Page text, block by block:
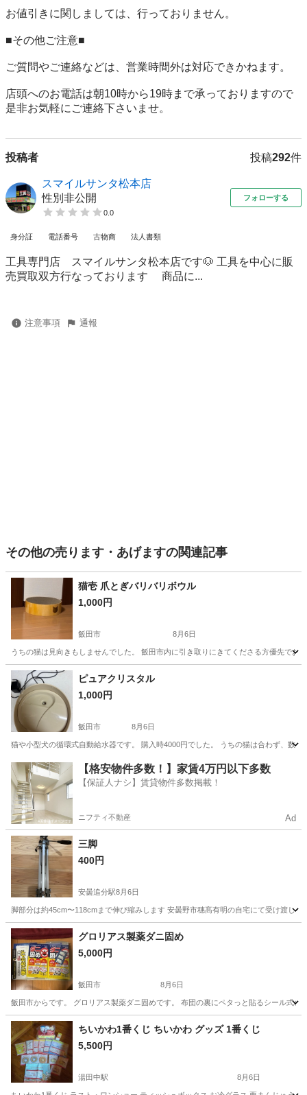
お値引きに関しましては、行っておりません。
■その他ご注意■
ご質問やご連絡などは、営業時間外は対応できかねます。
店頭へのお電話は朝10時から19時まで承っておりますので
是非お気軽にご連絡下さいませ。
投稿者 投稿292件
スマイルサンタ松本店
性別非公開
0.0
フォローする
身分証 電話番号 古物商 法人書類
工具専門店 スマイルサンタ松本店です🐶 工具を中心に販
売買取双方行なっております 商品に...
注意事項 通報
その他の売ります・あげますの関連記事
猫壱 爪とぎバリバリボウル
1,000円
飯田市 8月6日
うちの猫は見向きもしませんでした。 飯田市内に引き取りにきてくださる方優先でお
長野 飯田市 その他
ピュアクリスタル
1,000円
飯田市 8月6日
猫や小型犬の循環式自動給水器です。 購入時4000円でした。 うちの猫は合わず、数
長野 飯田市 その他
【格安物件多数！】家賃4万円以下多数
【保証人ナシ】賃貸物件多数掲載！
ニフティ不動産 Ad
三脚
400円
安曇追分駅8月6日
脚部分は約45cm〜118cmまで伸び縮みします 安曇野市穗髙有明の自宅にて受け渡しを
長野 安曇野市 安曇追分駅 その他
グロリアス製薬ダニ固め
5,000円
飯田市 8月6日
飯田市からです。 グロリアス製薬ダニ固めです。 布団の裏にペタっと貼るシール式
長野 飯田市 その他 グロリアス
ちいかわ1番くじ ちいかわ グッズ 1番くじ
5,500円
湯田中駅 8月6日